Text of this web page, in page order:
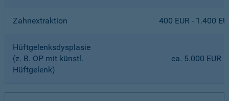
Zahnextraktion 400 EUR - 1.400
Hüftgelenksdysplasie
(z. B. OP mit künstl.
Hüftgelenk)
ca. 5.000 EUR